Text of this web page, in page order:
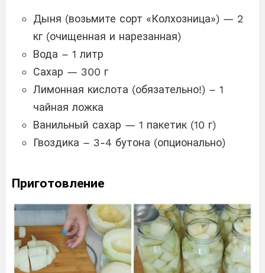
Дыня (возьмите сорт «Колхозница») — 2
кг (очищенная и нарезанная)
Вода – 1 литр
Сахар — 300 г
Лимонная кислота (обязательно!) – 1
чайная ложка
Ванильный сахар — 1 пакетик (10 г)
Гвоздика – 3-4 бутона (опционально)
Приготовление